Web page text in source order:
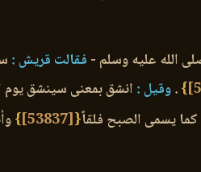
الله عليه وسلم - فقالت قريش :
}
.وقيل : انشق بمعنى سينشق يوم
يسمى الصبح فلقاً{
[53837]
}